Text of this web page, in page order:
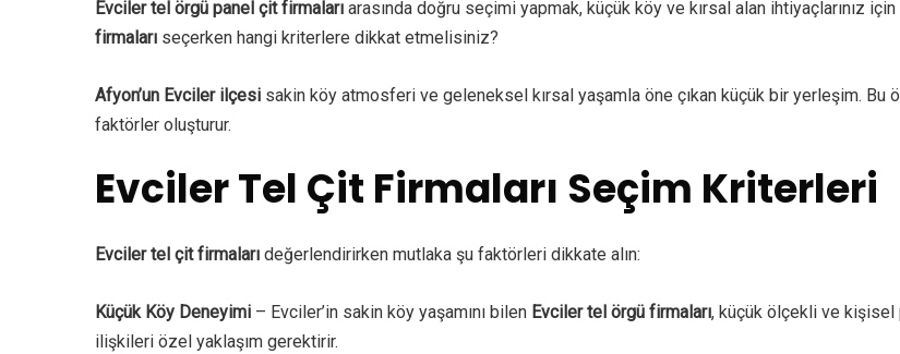
Evciler tel örgü panel çit firmaları arasında doğru seçimi yapmak, küçük köy ve kırsal alan ihtiyaçlarınız
firmaları seçerken hangi kriterlere dikkat etmelisiniz?
Afyon’un Evciler ilçesi sakin köy atmosferi ve geleneksel kırsal yaşamla öne çıkan küçük bir yerleşim. Bu
faktörler oluşturur.
Evciler Tel Çit Firmaları Seçim Kriterleri
Evciler tel çit firmaları değerlendirirken mutlaka şu faktörleri dikkate alın:
Küçük Köy Deneyimi – Evciler’in sakin köy yaşamını bilen Evciler tel örgü firmaları, küçük ölçekli ve kişisel
ilişkileri özel yaklaşım gerektirir.